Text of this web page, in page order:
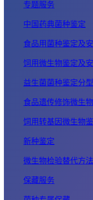
专题服务
中国药典菌种鉴定
食品用菌种鉴定及
饲用微生物鉴定及
益生菌菌种鉴定分
食品遗传修饰微生
饲用转基因微生物
新种鉴定
微生物检验替代方
保藏服务